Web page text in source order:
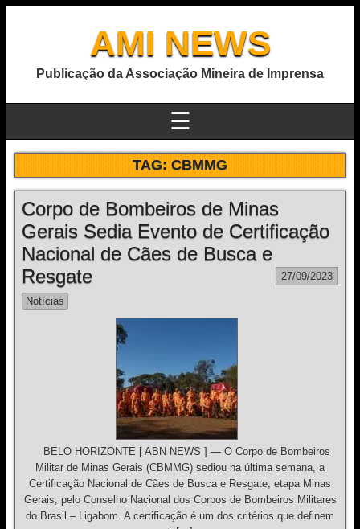
AMI NEWS
Publicação da Associação Mineira de Imprensa
☰
TAG:CBMMG
Corpo de Bombeiros de Minas
Gerais Sedia Evento de Certificação
Nacional de Cães de Busca e
Resgate
27/09/2023
Notícias
BELO HORIZONTE [ ABN NEWS ] — O Corpo de Bombeiros
Militar de Minas Gerais (CBMMG) sediou na última semana, a
Certificação Nacional de Cães de Busca e Resgate, etapa Minas
Gerais, pelo Conselho Nacional dos Corpos de Bombeiros Militares
do Brasil – Ligabom. A certificação é um dos critérios que definem